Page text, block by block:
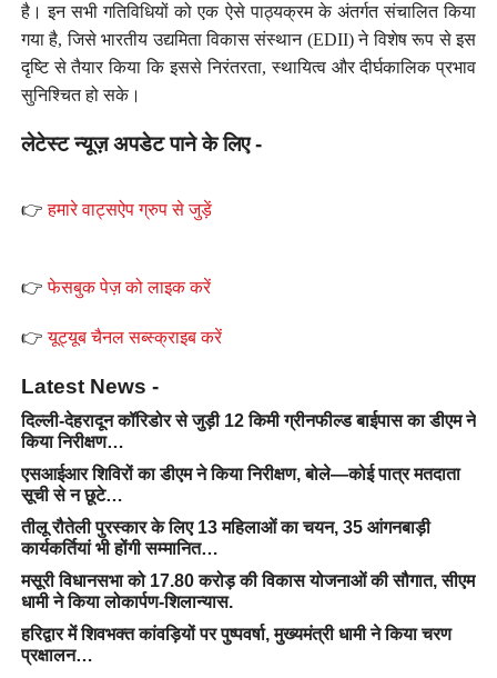
है। इन सभी गतिविधियों को एक ऐसे पाठ्यक्रम के अंतर्गत संचालित किया
गया है, जिसे भारतीय उद्यमिता विकास संस्थान (EDII) ने विशेष रूप से इस
दृष्टि से तैयार किया कि इससे निरंतरता, स्थायित्व और दीर्घकालिक प्रभाव
सुनिश्चित हो सके।
लेटेस्ट न्यूज़ अपडेट पाने के लिए -
👉हमारे वाट्सऐप ग्रुप से जुड़ें
👉फेसबुक पेज़ को लाइक करें
👉यूट्यूब चैनल सब्स्क्राइब करें
Latest News -
दिल्ली-देहरादून कॉरिडोर से जुड़ी 12 किमी ग्रीनफील्ड बाईपास का डीएम ने
किया निरीक्षण…
एसआईआर शिविरों का डीएम ने किया निरीक्षण, बोले—कोई पात्र मतदाता
सूची से न छूटे…
तीलू रौतेली पुरस्कार के लिए 13 महिलाओं का चयन, 35 आंगनबाड़ी
कार्यकर्तियां भी होंगी सम्मानित…
मसूरी विधानसभा को 17.80 करोड़ की विकास योजनाओं की सौगात, सीएम
धामी ने किया लोकार्पण-शिलान्यास.
हरिद्वार में शिवभक्त कांवड़ियों पर पुष्पवर्षा, मुख्यमंत्री धामी ने किया चरण
प्रक्षालन…